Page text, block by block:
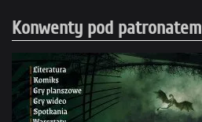
Konwenty pod patronatem